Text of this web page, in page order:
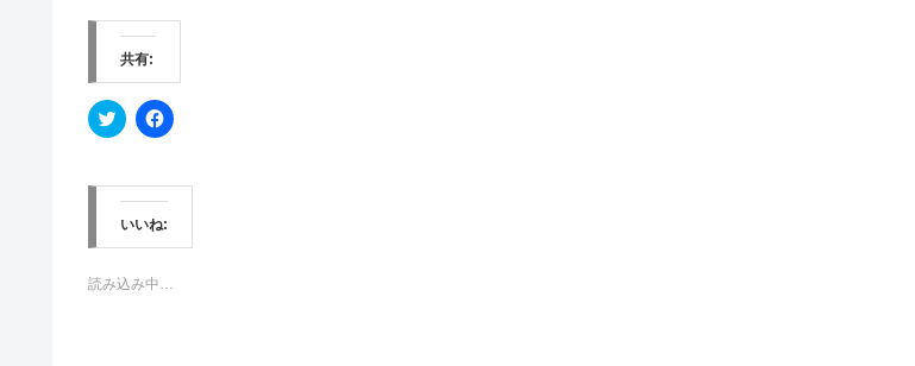
共有:
ク
リ
て
T
w
t
e
F
a
o
o
k
共
す
いいね:
読み込み中…